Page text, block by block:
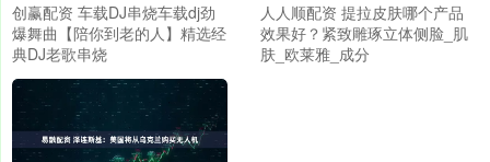
创赢配资 车载DJ串烧车载dj劲
爆舞曲【陪你到老的人】精选经
典DJ老歌串烧
人人顺配资 提拉皮肤哪个产品
效果好？紧致雕琢立体侧脸_肌
肤_欧莱雅_成分